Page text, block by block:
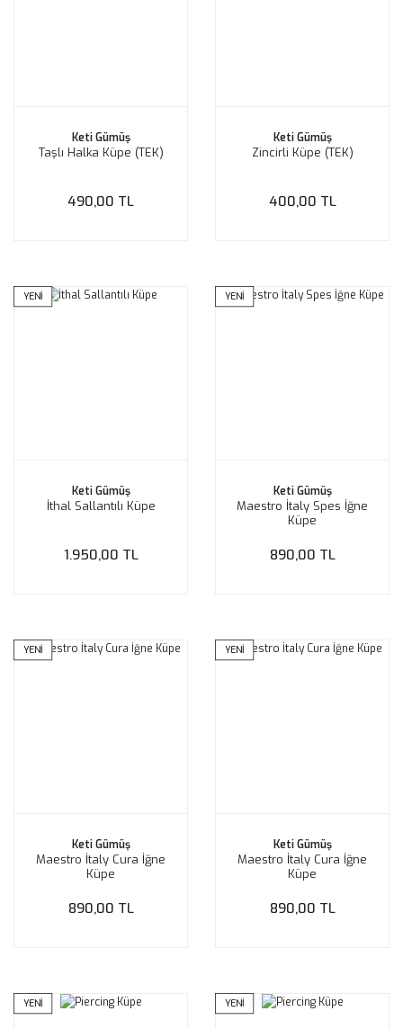
Keti Gümüş
Taşlı Halka Küpe (TEK)
490,00 TL
Keti Gümüş
Zincirli Küpe (TEK)
400,00 TL
YENİ
Keti Gümüş
İthal Sallantılı Küpe
1.950,00 TL
YENİ
Keti Gümüş
Maestro İtaly Spes İğne
Küpe
890,00 TL
YENİ
Keti Gümüş
Maestro İtaly Cura İğne
Küpe
890,00 TL
YENİ
Keti Gümüş
Maestro İtaly Cura İğne
Küpe
890,00 TL
YENİ YENİ